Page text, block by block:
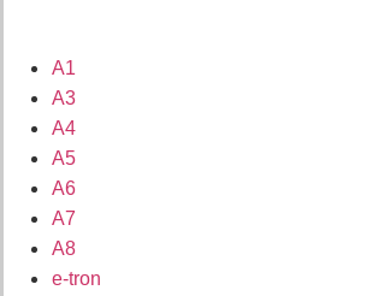
A1
A3
A4
A5
A6
A7
A8
e-tron